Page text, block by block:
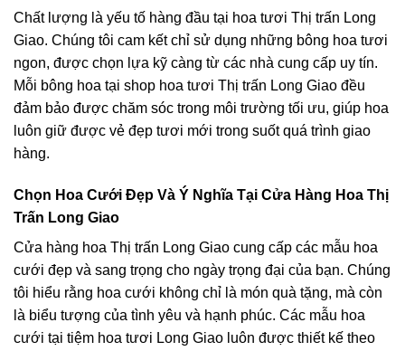
Chất lượng là yếu tố hàng đầu tại hoa tươi Thị trấn Long
Giao. Chúng tôi cam kết chỉ sử dụng những bông hoa tươi
ngon, được chọn lựa kỹ càng từ các nhà cung cấp uy tín.
Mỗi bông hoa tại shop hoa tươi Thị trấn Long Giao đều
đảm bảo được chăm sóc trong môi trường tối ưu, giúp hoa
luôn giữ được vẻ đẹp tươi mới trong suốt quá trình giao
hàng.
Chọn Hoa Cưới Đẹp Và Ý Nghĩa Tại Cửa Hàng Hoa Thị
Trấn Long Giao
Cửa hàng hoa Thị trấn Long Giao cung cấp các mẫu hoa
cưới đẹp và sang trọng cho ngày trọng đại của bạn. Chúng
tôi hiểu rằng hoa cưới không chỉ là món quà tặng, mà còn
là biểu tượng của tình yêu và hạnh phúc. Các mẫu hoa
cưới tại tiệm hoa tươi Long Giao luôn được thiết kế theo